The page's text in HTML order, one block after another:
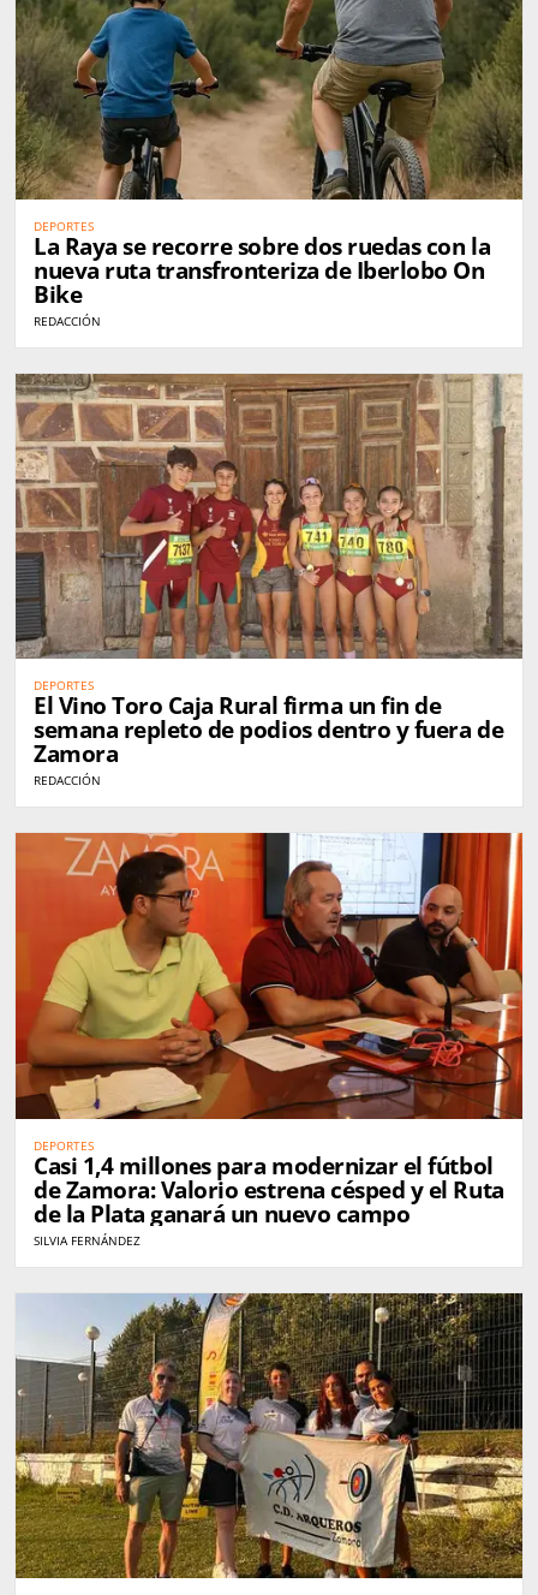
DEPORTES
La Raya se recorre sobre dos ruedas con la
nueva ruta transfronteriza de Iberlobo On
Bike
REDACCIÓN
DEPORTES
El Vino Toro Caja Rural firma un fin de
semana repleto de podios dentro y fuera de
Zamora
REDACCIÓN
DEPORTES
Casi 1,4 millones para modernizar el fútbol
de Zamora: Valorio estrena césped y el Ruta
de la Plata ganará un nuevo campo
SILVIA FERNÁNDEZ